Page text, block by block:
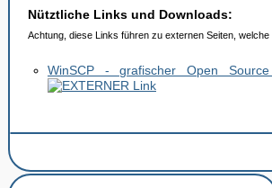
Nütztliche Links und Downloads:
Achtung, diese Links führen zu externen Seiten,
WinSCP - grafischer Open